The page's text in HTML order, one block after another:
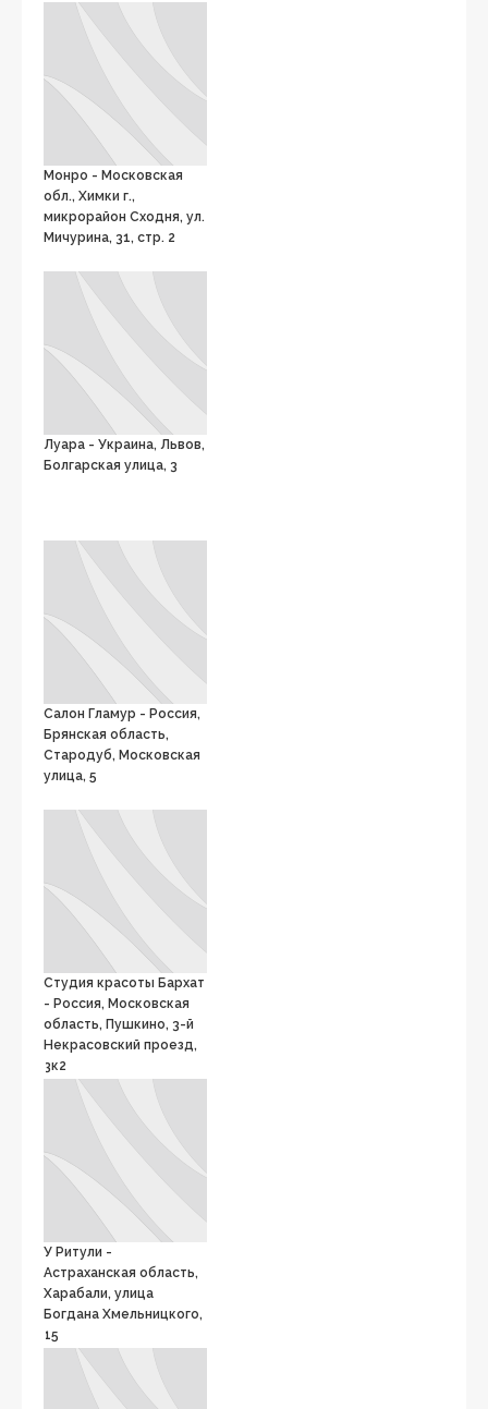
Монро - Московская
обл., Химки г.,
микрорайон Сходня, ул.
Мичурина, 31, стр. 2
Луара - Украина, Львов,
Болгарская улица, 3
Салон Гламур - Россия,
Брянская область,
Стародуб, Московская
улица, 5
Студия красоты Бархат
- Россия, Московская
область, Пушкино, 3-й
Некрасовский проезд,
3к2
У Ритули -
Астраханская область,
Харабали, улица
Богдана Хмельницкого,
15